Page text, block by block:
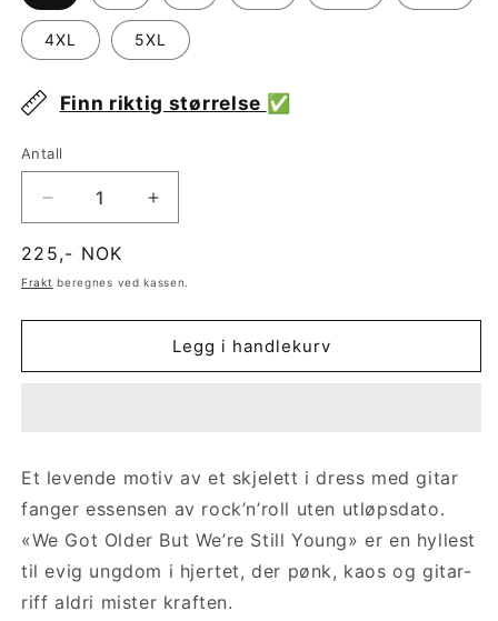
4XL 5XL
Finn riktig størrelse ✅
Antall
antallet
for
We
Older
Still
skjorte
til
evig
musikkelskere
Øk
antallet
We
Older
Still
skjorte
til
evig
musikkelskere
Vanlig
pris
225,- NOK
Frakt beregnes ved kassen.
Legg i handlekurv
Et levende motiv av et skjelett i dress med gitar
fanger essensen av rock’n’roll uten utløpsdato.
«We Got Older But We’re Still Young» er en hyllest
til evig ungdom i hjertet, der pønk, kaos og gitar-
riff aldri mister kraften.